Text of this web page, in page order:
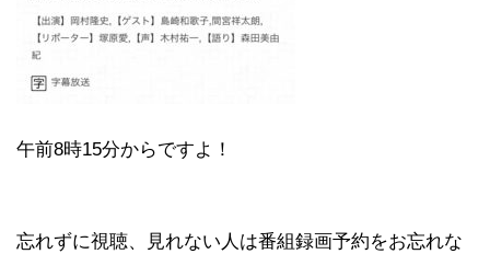
午前8時15分からですよ！
忘れずに視聴、見れない人は番組録画予約をお忘れな